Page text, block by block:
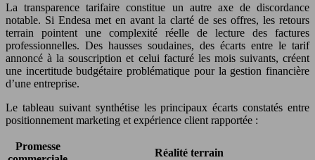
La transparence tarifaire constitue un autre axe de discordance
notable. Si Endesa met en avant la clarté de ses offres, les retours
terrain pointent une complexité réelle de lecture des factures
professionnelles. Des hausses soudaines, des écarts entre le tarif
annoncé à la souscription et celui facturé les mois suivants, créent
une incertitude budgétaire problématique pour la gestion financière
d’une entreprise.
Le tableau suivant synthétise les principaux écarts constatés entre
positionnement marketing et expérience client rapportée :
Promesse
Réalité terrain